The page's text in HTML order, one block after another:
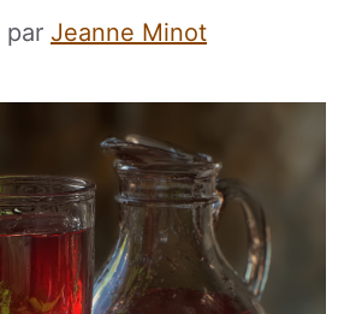
par Jeanne Minot